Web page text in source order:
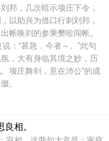
邦，几次暗示项庄下令，
以助兴为借口行刺刘邦，
帐唤刘的参乘樊哙闯帐。
：“甚急．今者～。”此句
，大有身临其境之妙，历
项庄舞剑，意在沛公”的成
。
相。